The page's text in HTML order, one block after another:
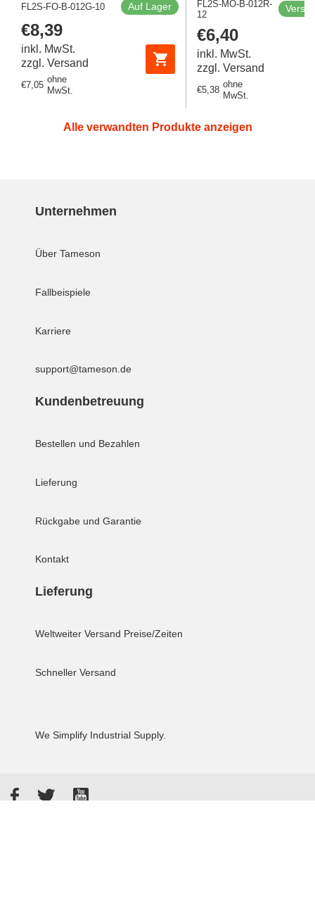
Bar DIN EN 1254-2
FL2S-FO-B-012G-10 Auf Lager
Regulärer
Preis
€8,39
inkl. MwSt.
zzgl. Versand
Regulärer
€7,05
ohne
MwSt.
DIN EN
FL2S-MO-B-012R-
12
Regulärer
Preis
€6,40
inkl. MwSt.
zzgl. Versand
Regulärer
€5,38
ohne
MwSt.
Alle verwandten Produkte anzeigen
Unternehmen
Über Tameson
Fallbeispiele
Karriere
support@tameson.de
Kundenbetreuung
Bestellen und Bezahlen
Lieferung
Rückgabe und Garantie
Kontakt
Lieferung
Weltweiter Versand Preise/Zeiten
Schneller Versand
We Simplify Industrial Supply.
FacebookTwitterYouTube